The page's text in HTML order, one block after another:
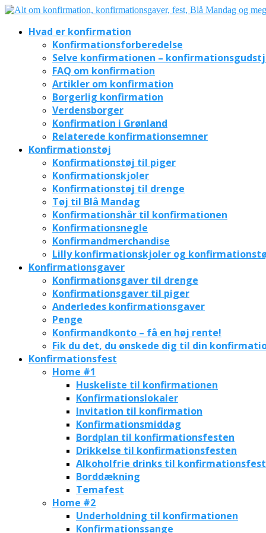
Hvad er konfirmation
Konfirmationsforberedelse
Selve konfirmationen –
FAQ om konfirmation
Artikler om konfirmation
Borgerlig konfirmation
Verdensborger
Konfirmation i Grønland
Relaterede konfirmationsemner
Konfirmationstøj
Konfirmationstøj til piger
Konfirmationskjoler
Konfirmationstøj til drenge
Tøj til Blå Mandag
Konfirmationshår til konfirmationen
Konfirmationsnegle
Konfirmandmerchandise
Lilly konfirmationskjoler og
Konfirmationsgaver
Konfirmationsgaver til drenge
Konfirmationsgaver til piger
Anderledes konfirmationsgaver
Penge
Konfirmandkonto – få en høj rente!
Fik du det, du ønskede dig til din
Konfirmationsfest
Home #1
Huskeliste til konfirmationen
Konfirmationslokaler
Invitation til konfirmation
Konfirmationsmiddag
Bordplan til konfirmationsfesten
Drikkelse til konfirmationsfesten
Alkoholfrie drinks til
Borddækning
Temafest
Home #2
Underholdning til konfirmationen
Konfirmationssange